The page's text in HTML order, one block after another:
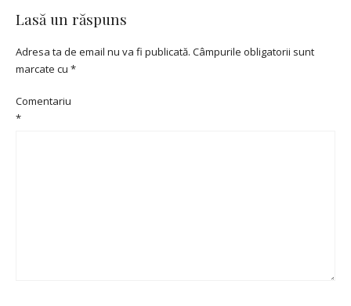
Lasă un răspuns
Adresa ta de email nu va fi publicată. Câmpurile obligatorii sunt
marcate cu *
Comentariu
*